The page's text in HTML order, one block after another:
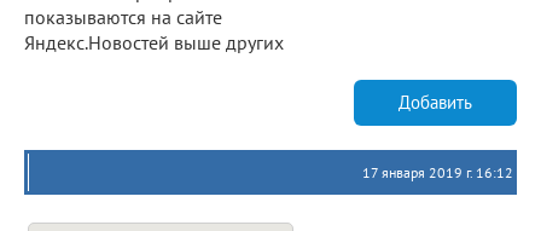
показываются на сайте
Яндекс.Новостей выше других
Добавить
17 января 2019 г. 16:12